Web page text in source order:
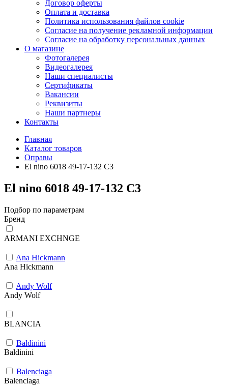
Договор оферты
Оплата и доставка
Политика использования файлов cookie
Согласие на получение рекламной информации
Согласие на обработку персональных данных
О магазине
Фотогалерея
Видеогалерея
Наши специалисты
Сертификаты
Вакансии
Реквизиты
Наши партнеры
Контакты
Главная
Каталог товаров
Оправы
El nino 6018 49-17-132 С3
El nino 6018 49-17-132 С3
Подбор по параметрам
Бренд
ARMANI EXCHNGE
Ana Hickmann
Ana Hickmann
Andy Wolf
Andy Wolf
BLANCIA
Baldinini
Baldinini
Balenciaga
Balenciaga